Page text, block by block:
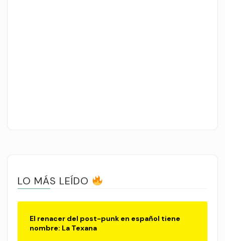
LO MÁS LEÍDO
El renacer del post-punk en español tiene
nombre: La Texana